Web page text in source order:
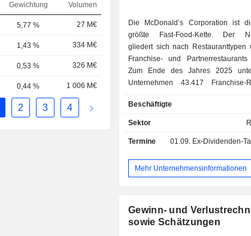
Gewichtung Volumen
5,77 % 27 M€
1,43 % 334 M€
0,53 % 326 M€
0,44 % 1 006 M€
2 3 4
Die McDonald’s Corporation ist
größte Fast-Food-Kette. Der
gliedert sich nach Restauranttypen
Franchise- und
Zum Ende des Jahres 2025
Unternehmen 43.417 Franchise-
firmeneigene Restaurants (37
Restaurants; - Sonstige (2,4 %). Der
59,7 %.
Beschäftigte
Sektor
Termine 01.09. Ex-Dividenden-Tag -
Mehr Unternehmensinformationen
Gewinn- und
sowie Schätzungen